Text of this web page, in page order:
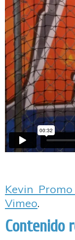
Kevin
Vimeo.
Contenido